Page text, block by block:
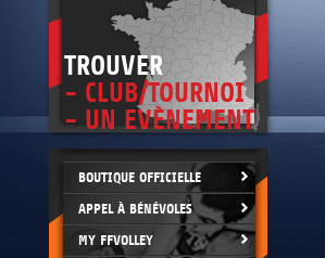
TROUVER
- CLUB/TOURNOI
- UN EVÈNEMENT
BOUTIQUE OFFICIELLE
APPEL À BÉNÉVOLES
MY FFVOLLEY